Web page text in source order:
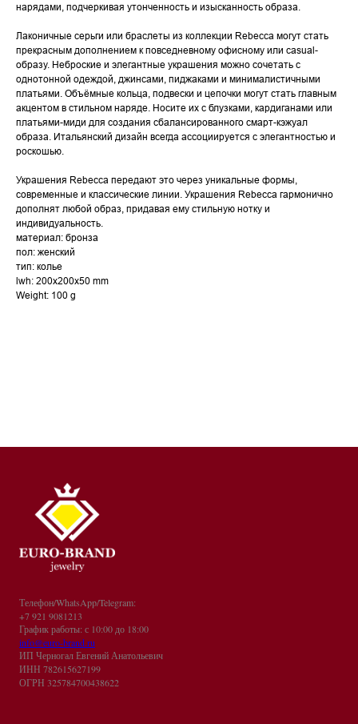
нарядами, подчеркивая утонченность и изысканность образа.
Лаконичные серьги или браслеты из коллекции Rebecca могут стать
прекрасным дополнением к повседневному офисному или casual-
образу. Неброские и элегантные украшения можно сочетать с
однотонной одеждой, джинсами, пиджаками и минималистичными
платьями. Объёмные кольца, подвески и цепочки могут стать главным
акцентом в стильном наряде. Носите их с блузками, кардиганами или
платьями-миди для создания сбалансированного смарт-кэжуал
образа. Итальянский дизайн всегда ассоциируется с элегантностью и
роскошью.
Украшения Rebecca передают это через уникальные формы,
современные и классические линии. Украшения Rebecca гармонично
дополнят любой образ, придавая ему стильную нотку и
индивидуальность.
материал: бронза
пол: женский
тип: колье
lwh: 200x200x50 mm
Weight: 100 g
Телефон/WhatsApp/Telegram:
+7 921 9081213
График работы: с 10:00 до 18:00
info@euro-brand.ru
ИП Черногал Евгений Анатольевич
ИНН 782615627199
ОГРН 325784700438622